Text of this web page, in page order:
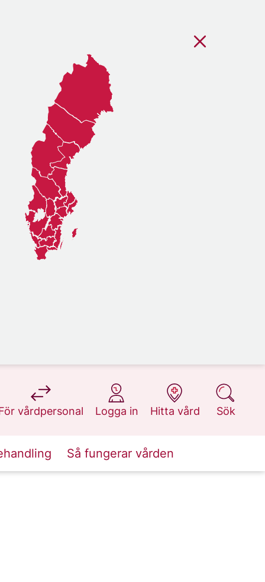
vårdpersonal
på 1177.se
Logga in
på 1177.se
Hitta vård
på 1177.se
Sök
på 1177.se
Så fungerar vården